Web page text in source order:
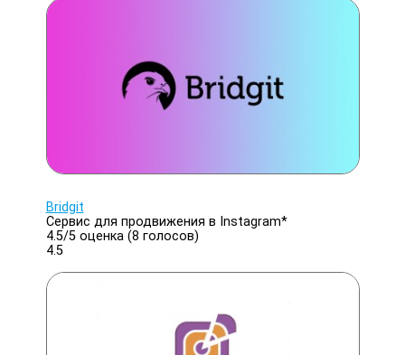
Bridgit
Cервис для продвижения в Instagram*
4.5/5оценка (8 голосов)
4.5